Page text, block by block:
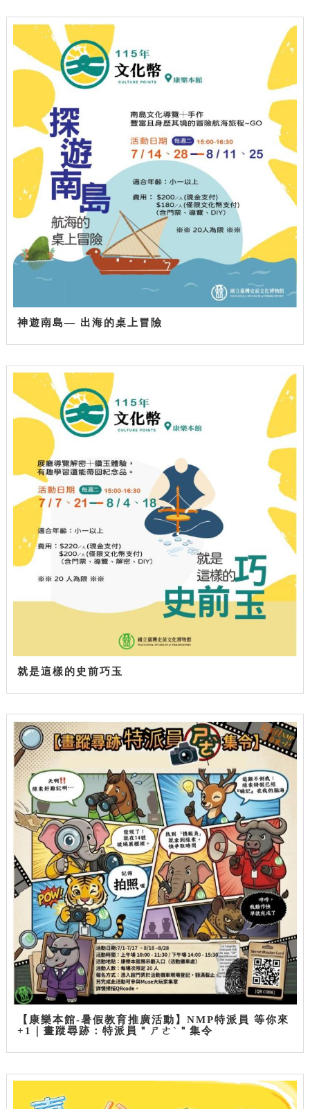
神遊南島— 出海的桌上冒險
就是這樣的史前巧玉
【康樂本館-暑假教育推廣活動】NMP特派員 等你來
+1｜畫蹤尋跡：特派員＂ㄕㄜˋ＂集令